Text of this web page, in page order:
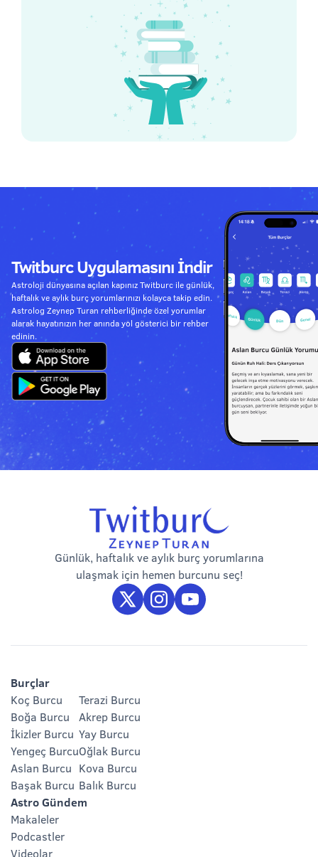
Twitburc Uygulamasını İndir
Astroloji dünyasına açılan kapınız Twitburc ile günlük,
haftalık ve aylık burç yorumlarınızı kolayca takip edin.
Astrolog Zeynep Turan rehberliğinde özel yorumlar
alarak hayatınızın her anında yol gösterici bir rehber
edinin.
Günlük, haftalık ve aylık burç yorumlarına
ulaşmak için hemen burcunu seç!
Burçlar
Koç Burcu
Boğa Burcu
İkizler Burcu
Yengeç Burcu
Aslan Burcu
Başak Burcu
Terazi Burcu
Akrep Burcu
Yay Burcu
Oğlak Burcu
Kova Burcu
Balık Burcu
Astro Gündem
Makaleler
Podcastler
Videolar